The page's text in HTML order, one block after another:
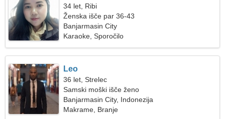
34 let, Ribi
Ženska išče par 36-43
Banjarmasin City
Karaoke, Sporočilo
Leo
36 let, Strelec
Samski moški išče ženo
Banjarmasin City, Indonezija
Makrame, Branje